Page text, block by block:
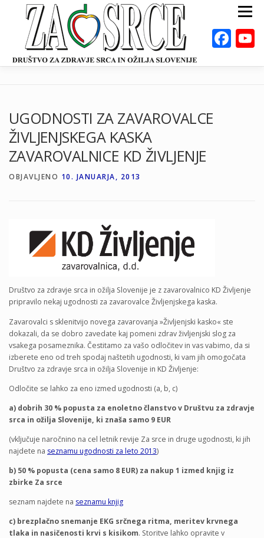
Preskoči
Meni
DEJAVNOSTI ODKLOP-I VAROVALNA ŽIVILA
O NAS KALKULATORJI
UGODNOSTI ZA ZAVAROVALCE
ŽIVLJENJSKEGA KASKA
ZAVAROVALNICE KD ŽIVLJENJE
OBJAVLJENO 10. JANUARJA, 2013
Društvo za zdravje srca in ožilja Slovenije je z zavarovalnico KD Življenje
pripravilo nekaj ugodnosti za zavarovalce Življenjskega kaska.
Zavarovalci s sklenitvijo novega zavarovanja »Življenjski kasko« ste
dokazali, da se dobro zavedate kaj pomeni zdrav življenjski slog za
vsakega posameznika. Čestitamo za vašo odločitev in vas vabimo, da si
izberete eno od treh spodaj naštetih ugodnosti, ki vam jih omogočata
Društvo za zdravje srca in ožilja Slovenije in KD Življenje:
Odločite se lahko za eno izmed ugodnosti (a, b, c)
a) dobrih 30 % popusta za enoletno članstvo v Društvu za zdravje
srca in ožilja Slovenije, ki znaša samo 9 EUR
(vključuje naročnino na cel letnik revije Za srce in druge ugodnosti, ki jih
najdete na seznamu ugodnosti za leto 2013)
b) 50 % popusta (cena samo 8 EUR) za nakup 1 izmed knjig iz
zbirke Za srce
seznam najdete na seznamu knjig
c) brezplačno snemanje EKG srčnega ritma, meritev krvnega
tlaka in nasičenosti krvi s kisikom. Storitve lahko opravite v